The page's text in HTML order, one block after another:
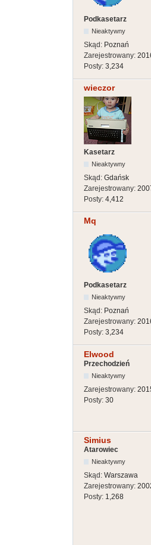
Podkasetarz
Nieaktywny
Skąd: Poznań
Zarejestrowany:
Posty: 3,234
wieczor
Kasetarz
Nieaktywny
Skąd: Gdańsk
Zarejestrowany:
Posty: 4,412
Mq
Podkasetarz
Nieaktywny
Skąd: Poznań
Zarejestrowany:
Posty: 3,234
Elwood
Przechodzień
Nieaktywny
Zarejestrowany:
Posty: 30
Simius
Atarowiec
Nieaktywny
Skąd: Warszawa
Zarejestrowany:
Posty: 1,268